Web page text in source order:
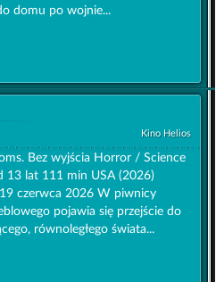
domu po wojnie...
Kino Helios
Bez wyjścia Horror / Science
13 lat 111 min USA (2026)
czerwca 2026 W piwnicy
pojawia się przejście do
równoległego świata...